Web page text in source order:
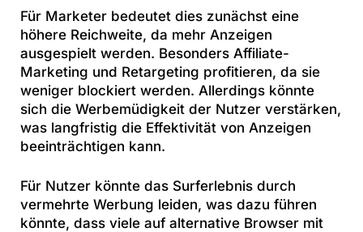
Für Marketer bedeutet dies zunächst eine
höhere Reichweite, da mehr Anzeigen
ausgespielt werden. Besonders Affiliate-
Marketing und Retargeting profitieren, da sie
weniger blockiert werden. Allerdings könnte
sich die Werbemüdigkeit der Nutzer verstärken,
was langfristig die Effektivität von Anzeigen
beeinträchtigen kann.
Für Nutzer könnte das Surferlebnis durch
vermehrte Werbung leiden, was dazu führen
könnte, dass viele auf alternative Browser mit